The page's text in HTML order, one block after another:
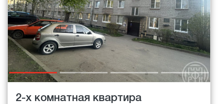
2-х комнатная квартира